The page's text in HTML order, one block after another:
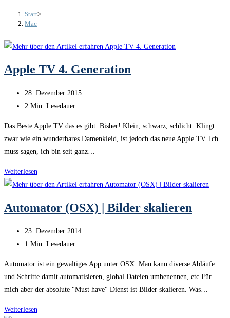
Start>
Mac
Apple TV 4. Generation
Beitrag
veröffentlicht:
28. Dezember 2015
Lesedauer:
2 Min. Lesedauer
Das Beste Apple TV das es gibt. Bisher! Klein, schwarz, schlicht. Klingt
zwar wie ein wunderbares Damenkleid, ist jedoch das neue Apple TV. Ich
muss sagen, ich bin seit ganz…
Weiterlesen
TV
Generation
Automator (OSX) | Bilder skalieren
Beitrag
veröffentlicht:
23. Dezember 2014
Lesedauer:
1 Min. Lesedauer
Automator ist ein gewaltiges App unter OSX. Man kann diverse Abläufe
und Schritte damit automatisieren, global Dateien umbenennen, etc.Für
mich aber der absolute "Must have" Dienst ist Bilder skalieren. Was…
Weiterlesen